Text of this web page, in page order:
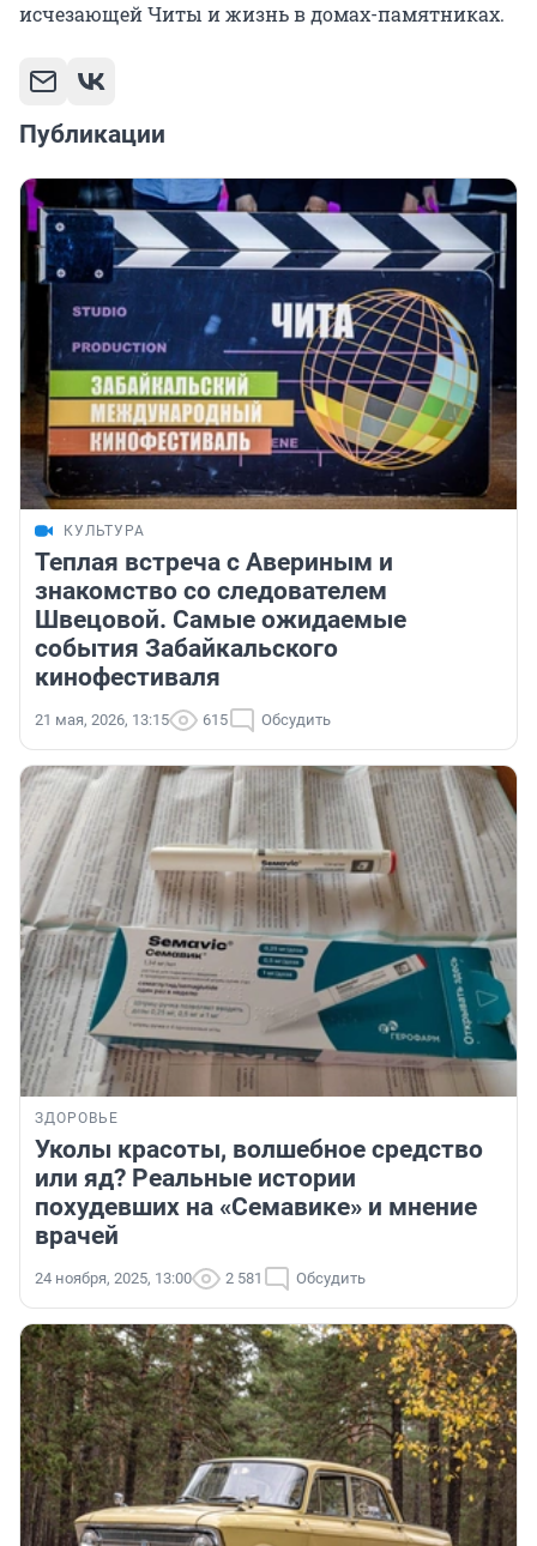
исчезающей Читы и жизнь в домах-памятниках.
Публикации
КУЛЬТУРА
Теплая встреча с Авериным и
знакомство со следователем
Швецовой. Самые ожидаемые
события Забайкальского
кинофестиваля
21 мая, 2026, 13:15 615 Обсудить
ЗДОРОВЬЕ
Уколы красоты, волшебное средство
или яд? Реальные истории
похудевших на «Семавике» и мнение
врачей
24 ноября, 2025, 13:00 2 581 Обсудить